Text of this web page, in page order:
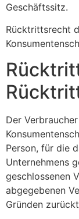
Geschäftssitz.
Rücktrittsrecht
Der
Person, für die
Unternehmens
geschlossenen
abgegebenen
Gründen